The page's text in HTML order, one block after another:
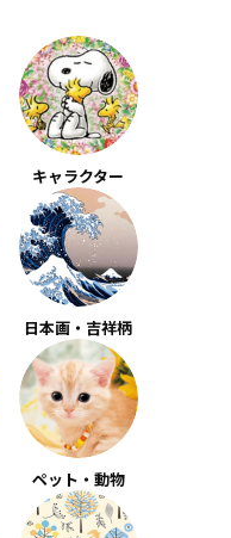
キャラクター
日本画・吉祥柄
ペット・動物